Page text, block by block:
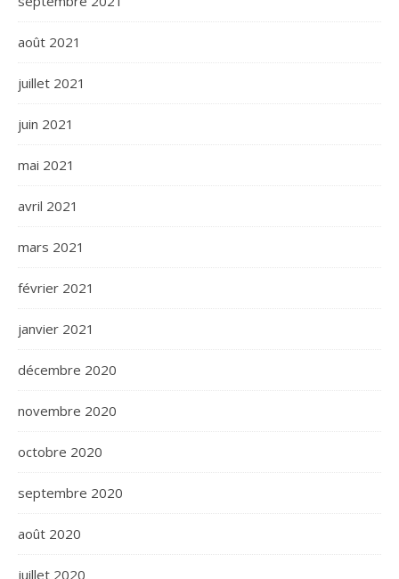
août 2021
juillet 2021
juin 2021
mai 2021
avril 2021
mars 2021
février 2021
janvier 2021
décembre 2020
novembre 2020
octobre 2020
septembre 2020
août 2020
juillet 2020